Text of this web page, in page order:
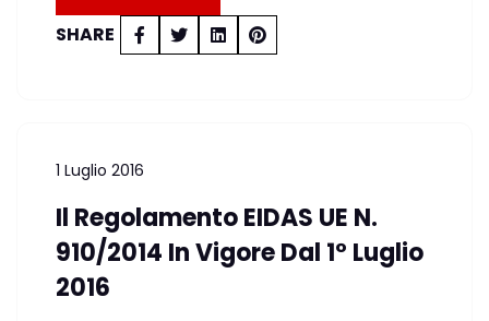
SHARE
1 Luglio 2016
Il Regolamento EIDAS UE N.
910/2014 In Vigore Dal 1° Luglio
2016